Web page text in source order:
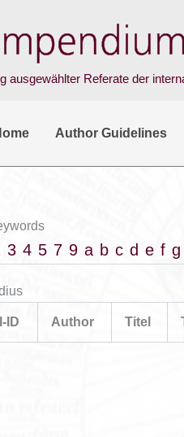
ausgewählter Referate der
Author Guidelines
3 4 5 7 9 a b c d e f g
ID Author Titel